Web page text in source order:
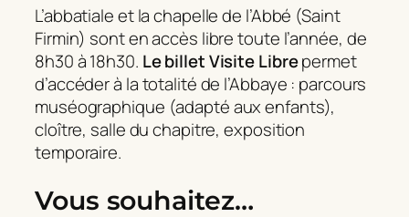
L’abbatiale et la chapelle de l’Abbé (Saint
Firmin) sont en accès libre toute l’année, de
8h30 à 18h30. Le billet VisiteLibrepermet
d’accéder à la totalité de l’Abbaye : parcours
muséographique (adapté aux enfants),
cloître, salle du chapitre, exposition
temporaire.
Vous souhaitez…